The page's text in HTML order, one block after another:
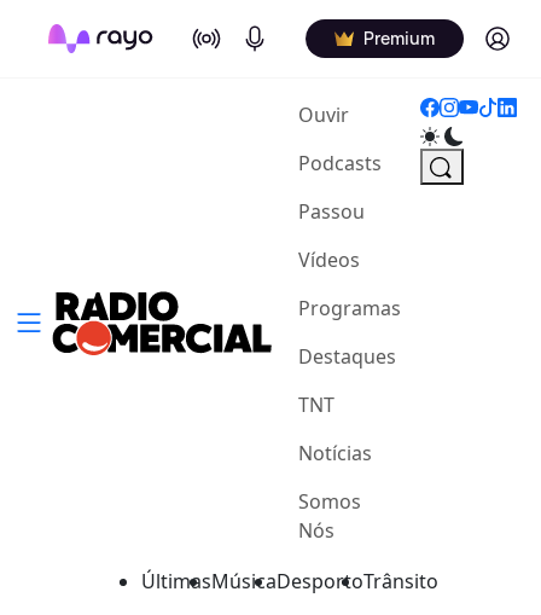
On Air Podcasts Premium Log in
Ouvir(current)
Podcasts
Passou
Vídeos
Programas
Destaques
TNT
Notícias
Somos
Nós
ÚltimasMúsicaDesportoTrânsito